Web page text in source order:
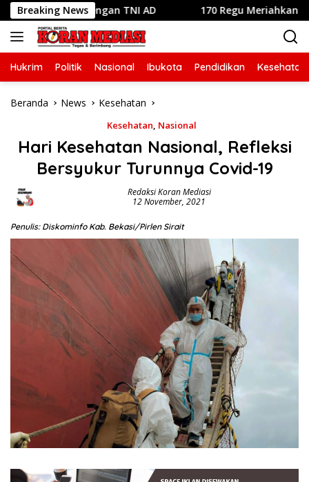
Langsung
ke
konten
Breaking News
dengan TNI AD 170 Regu Meriahkan Lomba
Hukrim Politik Nasional Ibukota Pendidikan Kesehatan
Beranda News Kesehatan
Kesehatan, Nasional
Hari Kesehatan Nasional, Refleksi
Bersyukur Turunnya Covid-19
Redaksi Koran Mediasi
12 November, 2021
Penulis: Diskominfo Kab. Bekasi/Pirlen Sirait